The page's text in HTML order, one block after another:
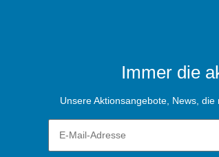
Immer die
Unsere Aktionsangebote, News,